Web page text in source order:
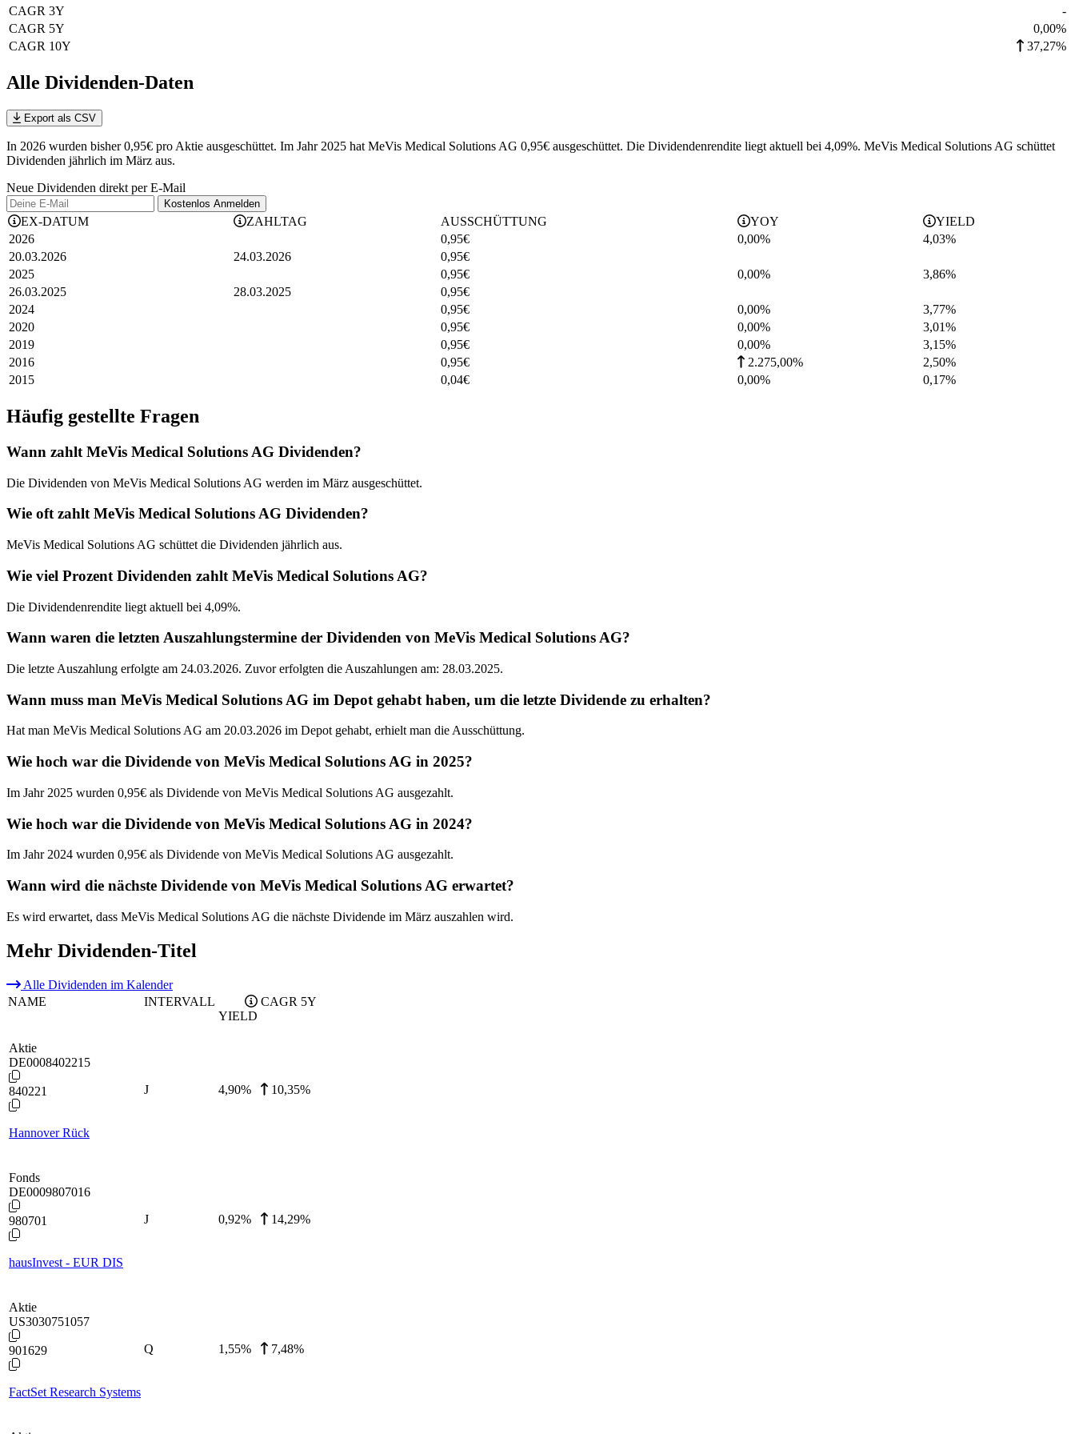
CAGR 3Y
-
CAGR 5Y
0,00%
CAGR 10Y
37,27%
Alle Dividenden-Daten
Export als CSV
In 2026 wurden bisher 0,95€ pro Aktie ausgeschüttet. Im Jahr 2025 hat MeVis Medical Solutions AG 0,95€ ausgeschüttet. Die Dividendenrendite liegt aktuell bei 4,09%. MeVis Medical Solutions AG schüttet
Dividenden jährlich im März aus.
Neue Dividenden direkt per E-Mail
Kostenlos Anmelden
EX-DATUM ZAHLTAG AUSSCHÜTTUNG YOY
YIELD
2026
0,95€ 0,00% 4,03%
20.03.2026
24.03.2026 0,95€
2025
0,95€ 0,00% 3,86%
26.03.2025
28.03.2025 0,95€
2024
0,95€ 0,00% 3,77%
2020
0,95€ 0,00% 3,01%
2019
0,95€ 0,00% 3,15%
2016
0,95€ 2.275,00% 2,50%
2015
0,04€ 0,00% 0,17%
Häufig gestellte Fragen
Wann zahlt MeVis Medical Solutions AG Dividenden?
Die Dividenden von MeVis Medical Solutions AG werden im März ausgeschüttet.
Wie oft zahlt MeVis Medical Solutions AG Dividenden?
MeVis Medical Solutions AG schüttet die Dividenden jährlich aus.
Wie viel Prozent Dividenden zahlt MeVis Medical Solutions AG?
Die Dividendenrendite liegt aktuell bei 4,09%.
Wann waren die letzten Auszahlungstermine der Dividenden von MeVis Medical Solutions AG?
Die letzte Auszahlung erfolgte am 24.03.2026. Zuvor erfolgten die Auszahlungen am: 28.03.2025.
Wann muss man MeVis Medical Solutions AG im Depot gehabt haben, um die letzte Dividende zu erhalten?
Hat man MeVis Medical Solutions AG am 20.03.2026 im Depot gehabt, erhielt man die Ausschüttung.
Wie hoch war die Dividende von MeVis Medical Solutions AG in 2025?
Im Jahr 2025 wurden 0,95€ als Dividende von MeVis Medical Solutions AG ausgezahlt.
Wie hoch war die Dividende von MeVis Medical Solutions AG in 2024?
Im Jahr 2024 wurden 0,95€ als Dividende von MeVis Medical Solutions AG ausgezahlt.
Wann wird die nächste Dividende von MeVis Medical Solutions AG erwartet?
Es wird erwartet, dass MeVis Medical Solutions AG die nächste Dividende im März auszahlen wird.
Mehr Dividenden-Titel
Alle Dividenden im Kalender
NAME
INTERVALL
YIELD
CAGR 5Y
Aktie
DE0008402215
840221
Hannover Rück
J 4,90% 10,35%
Fonds
DE0009807016
980701
hausInvest - EUR DIS
J 0,92% 14,29%
Aktie
US3030751057
901629
FactSet Research Systems
Q 1,55% 7,48%